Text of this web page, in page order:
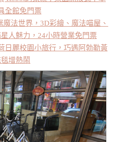
全館免門票
法世界，3D彩繪、魔法喵屋、
人魅力，24小時營業免門票
日麗校園小旅行，巧遇阿勃勒黃
增熱鬧